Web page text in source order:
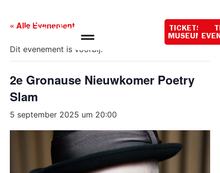
vandaag:
TICKETS
MUSEUM
« Alle Evenementen
Dit evenement is voorbij.
2e Gronause Nieuwkomer Poetry
Slam
5 september 2025 um 20:00